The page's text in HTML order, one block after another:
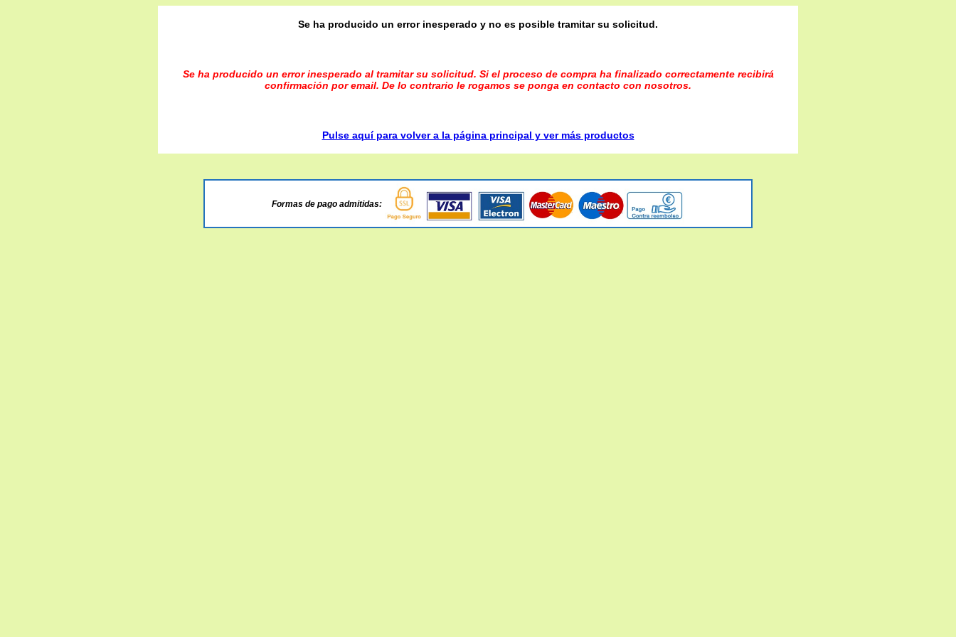
Se ha producido un error inesperado y no es posible tramitar su solicitud.
Se ha producido un error inesperado al tramitar su solicitud. Si el proceso de compra ha finalizado correctamente recibirá
confirmación por email. De lo contrario le rogamos se ponga en contacto con nosotros.
Pulse aquí para volver a la página principal y ver más productos
Formas de pago admitidas: